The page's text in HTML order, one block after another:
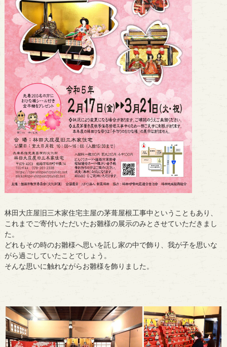
林田大庄屋旧三木家住宅主屋の茅葺屋根工事中ということもあり、
これまでご寄付いただいたお雛様の展示のみとさせていただきまし
た。
どれもその時のお雛様へ思いを託し家の中で飾り、我が子を思いな
がら過ごしていたことでしょう。
そんな思いに触れながらお雛様を飾りました。